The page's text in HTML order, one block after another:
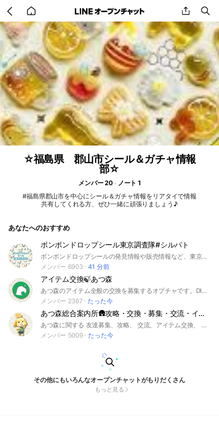
back
to
home
share
☆福島県 郡山市シール＆ガチャ情報
部☆
メンバー 20
ノート 1
#福島県郡山市を中心にシール＆ガチャ情報をリアタイで情報
共有してくれる方、ぜひ一緒に頑張りましょう♪
あなたへのおすすめ
ボンボンドロップシール東京調査隊#シルパト
ボンボンドロップシールの発見情報や販売情報など、東京の情報をみんなで調査するオプチャです。#シルパト#ボンドロ#シル活
メンバー 6903
41 分前
アイテム交換🍃あつ森
あつ森のアイテム全般の交換を募集するオプチャです。DIYレシピ・家具、マイル家具、化石などのトレードもOK！ネチケットを守って自由に参加してください。 #あつ森 #あつまれどうぶつの森 #どうぶつの森 #Switch #交換 #お触り #レシピ #家具 #化石 #アイテム #募集 #通信 #交流 #攻略 #イベント #初心者 #島 #情報
メンバー 2367
たった今
あつ森総合案内所🛖攻略・交換・募集・交流・イベント・質問
あつ森に関する 友達募集、攻略、 交流、アイテム交換、 企画イベント、質問など、 総合的な情報共有を中心とした ルームになります。 仲間と楽しく会話して あつ森ライフを深めよう！ 大事なノートを 御一読ください😉 #あつまれどうぶつの森 #どうぶつの森 #あつ森 #動物の森 #動物 #Switch #スイッチ #ゲーム #攻略 #情報 #交換 #募集 #DIY #交流 #通信 #住民 #島 #レシピ #マイデザイン #夢番地 #マリオ #家具 #フレンド #サンリオ #マルチ募集 #ニンダイ #アプデ #どう森 #アイテム #雑談 #任天堂 #ダイレクト #ハッピーホーム #ハッピーホームパラダイス #イラスト #おさわり #ハピパラ #ハピモリ #ハピ森
メンバー 5009
たった今
その他にもいろんなオープンチャットがもりだくさん
もっと見る